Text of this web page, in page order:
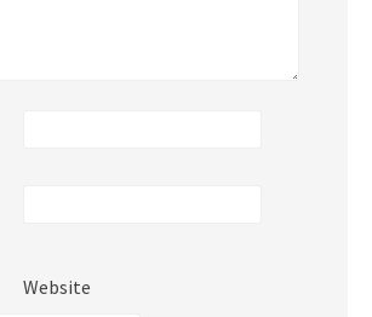
Website